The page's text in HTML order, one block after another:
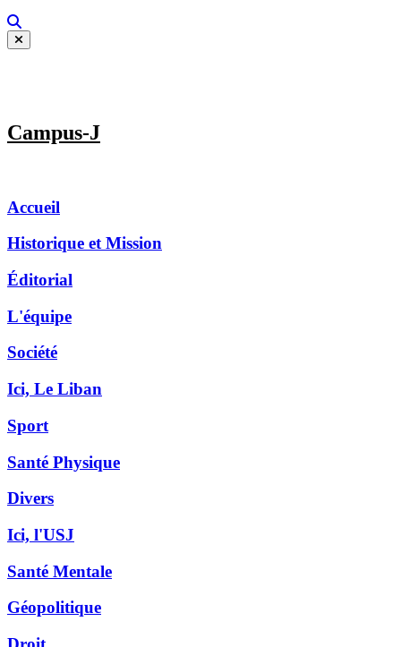
Campus-J
Accueil
Historique et Mission
Éditorial
L'équipe
Société
Ici, Le Liban
Sport
Santé Physique
Divers
Ici, l'USJ
Santé Mentale
Géopolitique